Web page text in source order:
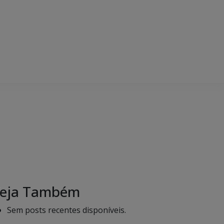
Também
Sem posts recentes disponíveis.